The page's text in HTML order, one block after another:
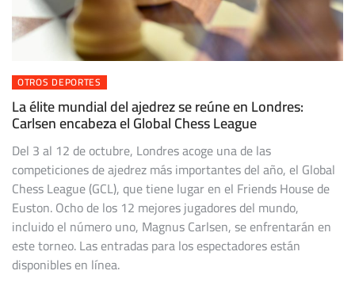
OTROS DEPORTES
La élite mundial del ajedrez se reúne en Londres:
Carlsen encabeza el Global Chess League
Del 3 al 12 de octubre, Londres acoge una de las
competiciones de ajedrez más importantes del año, el Global
Chess League (GCL), que tiene lugar en el Friends House de
Euston. Ocho de los 12 mejores jugadores del mundo,
incluido el número uno, Magnus Carlsen, se enfrentarán en
este torneo. Las entradas para los espectadores están
disponibles en línea.